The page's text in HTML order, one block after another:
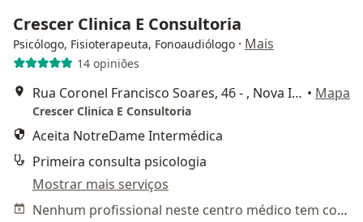
Crescer Clinica E Consultoria
Psicólogo, Fisioterapeuta, Fonoaudiólogo · Mais
14 opiniões
Rua Coronel Francisco Soares, 46 - , Nova Iguaçu • Mapa
Crescer Clinica E Consultoria
Aceita NotreDame Intermédica
Primeira consulta psicologia
Mostrar mais serviços
Nenhum profissional neste centro médico tem consultas disponíveis